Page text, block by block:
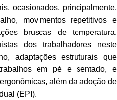
ocasionados, principalmente,
movimentos repetitivos e
bruscas de temperatura.
dos trabalhadores neste
adaptações estruturais que
em pé e sentado, e
além da adoção de
(EPI).